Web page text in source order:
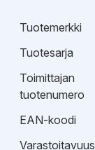
Tuotemerkki
Tuotesarja
Toimittajan
tuotenumero
EAN-koodi
Varastoitavuus